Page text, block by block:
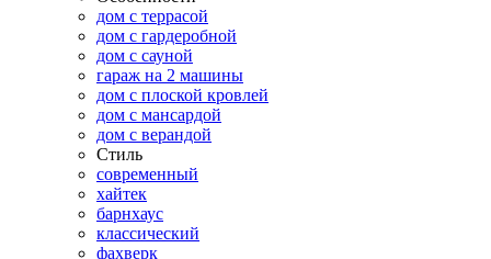
дом с террасой
дом с гардеробной
дом с сауной
гараж на 2 машины
дом с плоской кровлей
дом с мансардой
дом с верандой
Стиль
современный
хайтек
барнхаус
классический
фахверк